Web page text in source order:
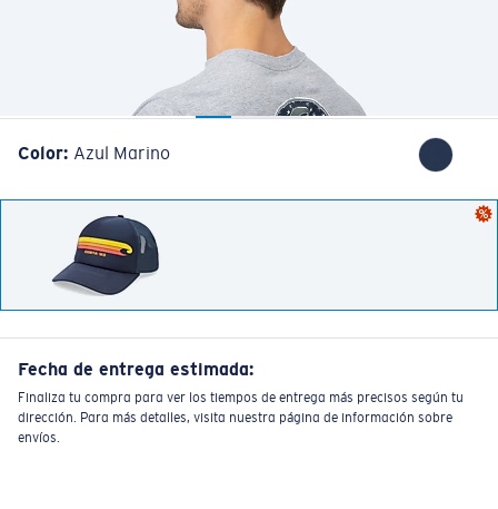
Color: Azul Marino
Fecha de entrega estimada:
Finaliza tu compra para ver los tiempos de entrega más precisos según tu
dirección. Para más detalles, visita nuestra página de información sobre
envíos.